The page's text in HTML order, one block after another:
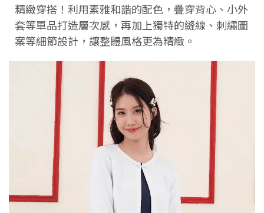
精緻穿搭！利用素雅和諧的配色，疊穿背心、小外
套等單品打造層次感，再加上獨特的縫線、刺繡圖
案等細節設計，讓整體風格更為精緻。